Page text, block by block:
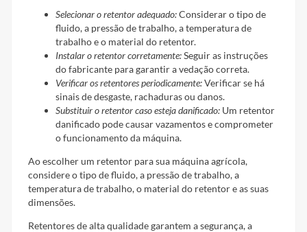
Selecionar o retentor adequado:Considerar o tipo de
fluido, a pressão de trabalho, a temperatura de
trabalho e o material do retentor.
Instalar o retentor corretamente:Seguir as instruções
do fabricante para garantir a vedação correta.
Verificar os retentores periodicamente:Verificar se há
sinais de desgaste, rachaduras ou danos.
Substituir o retentor caso esteja danificado: Um retentor
danificado pode causar vazamentos e comprometer
o funcionamento da máquina.
Ao escolher um retentor para sua máquina agrícola,
considere o tipo de fluido, a pressão de trabalho, a
temperatura de trabalho, o material do retentor e as suas
dimensões.
Retentores de alta qualidade garantem a segurança, a